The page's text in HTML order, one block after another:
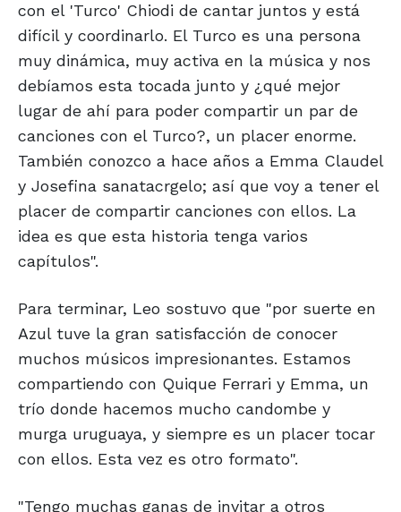
con el 'Turco' Chiodi de cantar juntos y está
difícil y coordinarlo. El Turco es una persona
muy dinámica, muy activa en la música y nos
debíamos esta tocada junto y ¿qué mejor
lugar de ahí para poder compartir un par de
canciones con el Turco?, un placer enorme.
También conozco a hace años a Emma Claudel
y Josefina sanatacrgelo; así que voy a tener el
placer de compartir canciones con ellos. La
idea es que esta historia tenga varios
capítulos".
Para terminar, Leo sostuvo que "por suerte en
Azul tuve la gran satisfacción de conocer
muchos músicos impresionantes. Estamos
compartiendo con Quique Ferrari y Emma, un
trío donde hacemos mucho candombe y
murga uruguaya, y siempre es un placer tocar
con ellos. Esta vez es otro formato".
"Tengo muchas ganas de invitar a otros